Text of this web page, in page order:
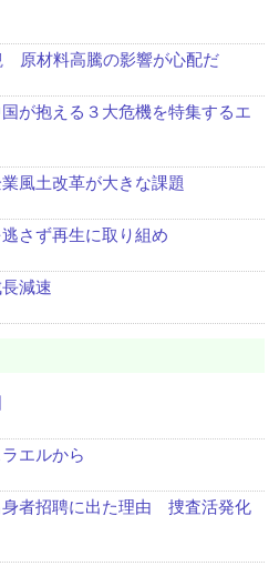
原材料高騰の影響が心配だ
が抱える３大危機を特集するエ
風土改革が大きな課題
さず再生に取り組め
減速
エルから
身者招聘に出た理由 捜査活発化